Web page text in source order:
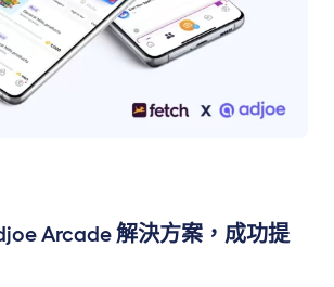
Arcade 解決方案，成功提